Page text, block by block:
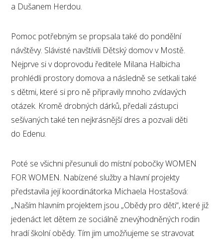
a Dušanem Herdou.
Pomoc potřebným se propsala také do pondělní
návštěvy. Slávisté navštívili Dětský domov v Mostě.
Nejprve si v doprovodu ředitele Milana Halbicha
prohlédli prostory domova a následně se setkali také
s dětmi, které si pro ně připravily mnoho zvídavých
otázek. Kromě drobných dárků, předali zástupci
sešívaných také ten nejkrásnější dres a pozvali děti
do Edenu.
Poté se všichni přesunuli do místní pobočky WOMEN
FOR WOMEN. Nabízené služby a hlavní projekty
představila její koordinátorka Michaela Hostašová:
„Naším hlavním projektem jsou „Obědy pro děti“, které již
jedenáct let dětem ze sociálně znevýhodněných rodin
hradí školní obědy. Tím jim umožňujeme se stravovat